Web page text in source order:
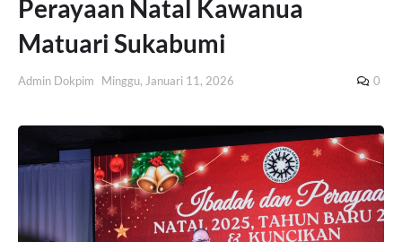
Perayaan Natal Kawanua
Matuari Sukabumi
Admin Dokpim Minggu, Januari 11, 2026 0